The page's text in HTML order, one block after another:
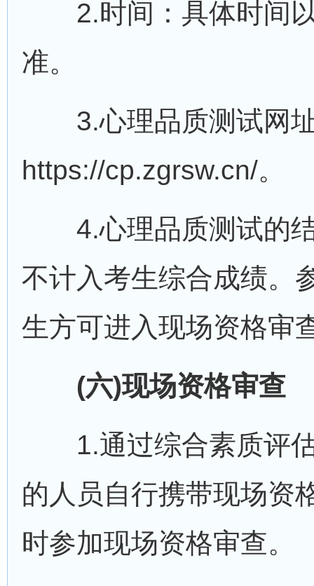
2.时间：具体时间以
准。
3.心理品质测试网
https://cp.zgrsw.cn/。
4.心理品质测试的结
不计入考生综合成绩。
生方可进入现场资格审
(六)现场资格审查
1.通过综合素质评估
的人员自行携带现场资
时参加现场资格审查。